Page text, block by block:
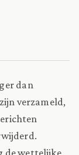
dan
verzameld,
de wettelijke